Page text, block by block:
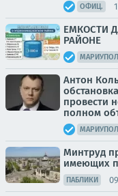
ОФИЦ.
ЕМКОСТИ
РАЙОНЕ
Антон
провести
полном
Минтруд
имеющих
ПАБЛИКИ